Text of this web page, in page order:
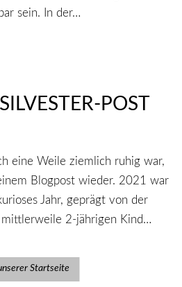
sein. In der…
POST
eine Weile ziemlich ruhig war,
Blogpost wieder. 2021 war
Jahr, geprägt von der
2-jährigen Kind…
Startseite